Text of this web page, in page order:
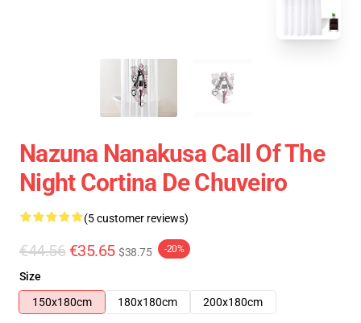
Nazuna Nanakusa Call Of The
Night Cortina De Chuveiro
(5 customer reviews)
€44.56 €35.65 $38.75 -20%
Size
150x180cm
180x180cm 200x180cm